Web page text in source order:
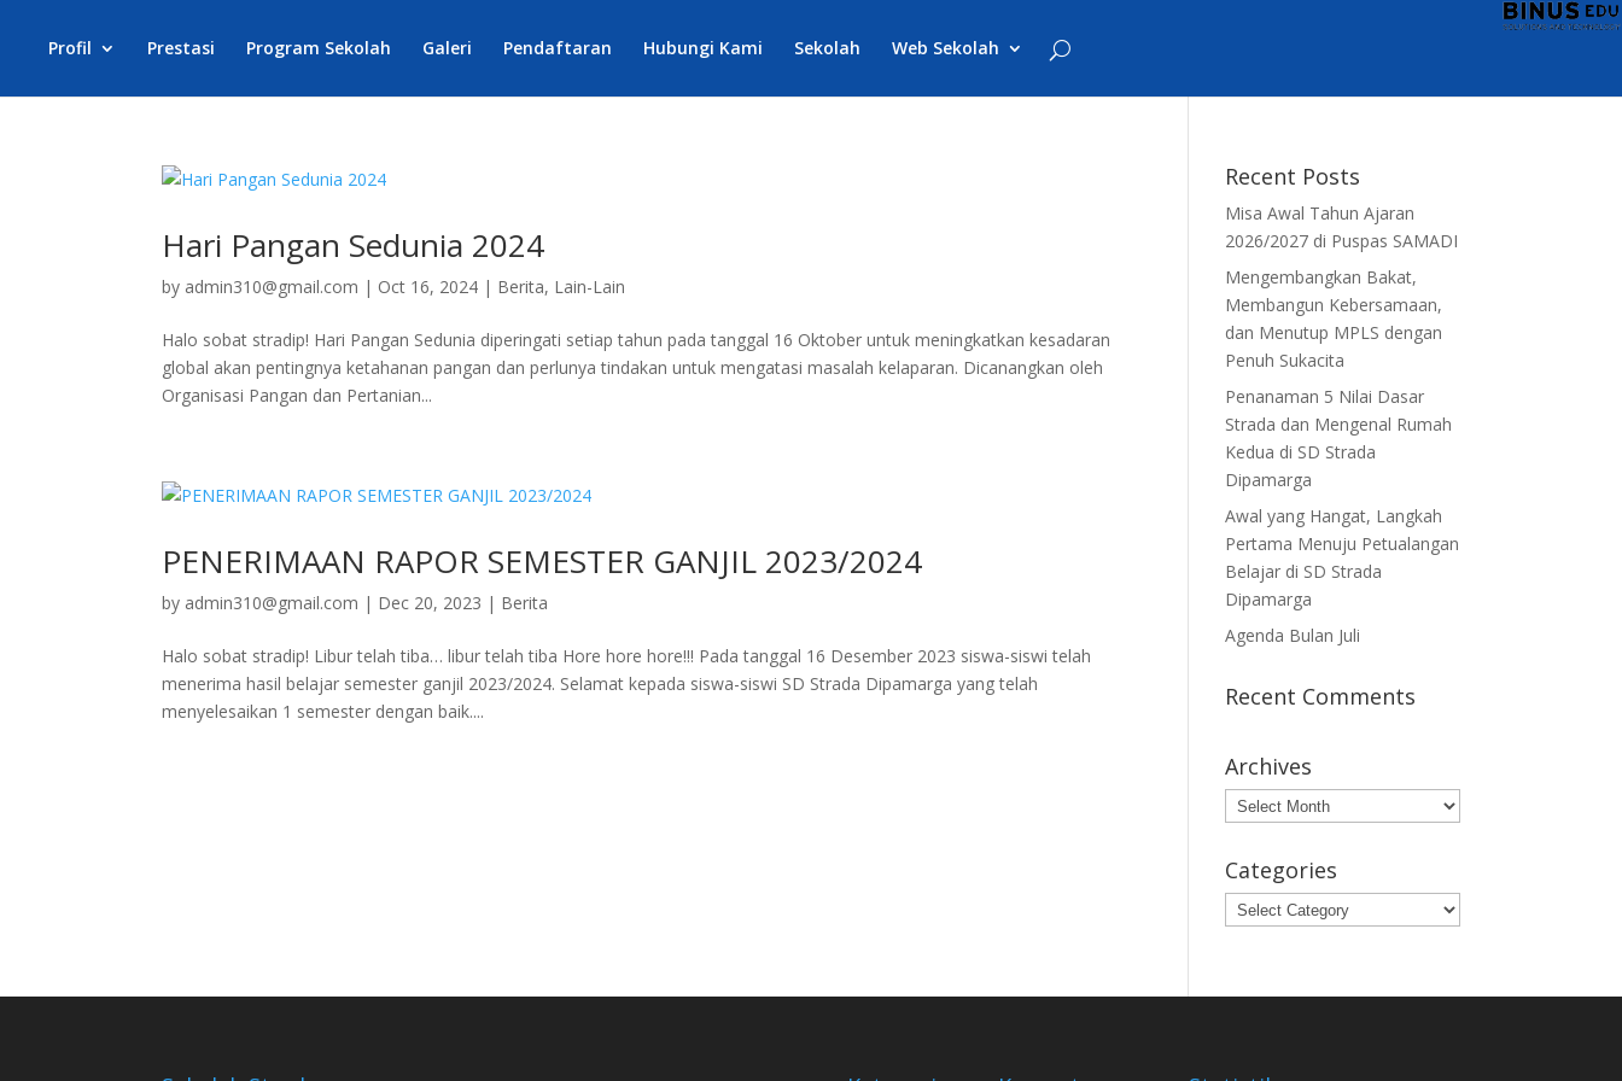
Profil Prestasi Program Sekolah Galeri Pendaftaran Hubungi Kami Sekolah Web Sekolah
Hari Pangan Sedunia 2024
by admin310@gmail.com | Oct 16, 2024 | Berita, Lain-Lain
Halo sobat stradip! Hari Pangan Sedunia diperingati setiap tahun pada tanggal 16 Oktober untuk meningkatkan kesadaran
global akan pentingnya ketahanan pangan dan perlunya tindakan untuk mengatasi masalah kelaparan. Dicanangkan oleh
Organisasi Pangan dan Pertanian...
PENERIMAAN RAPOR SEMESTER GANJIL 2023/2024
by admin310@gmail.com | Dec 20, 2023 | Berita
Halo sobat stradip! Libur telah tiba… libur telah tiba Hore hore hore!!! Pada tanggal 16 Desember 2023 siswa-siswi telah
menerima hasil belajar semester ganjil 2023/2024. Selamat kepada siswa-siswi SD Strada Dipamarga yang telah
menyelesaikan 1 semester dengan baik....
Recent Posts
Misa Awal Tahun Ajaran
2026/2027 di Puspas SAMADI
Mengembangkan Bakat,
Membangun Kebersamaan,
dan Menutup MPLS dengan
Penuh Sukacita
Penanaman 5 Nilai Dasar
Strada dan Mengenal Rumah
Kedua di SD Strada
Dipamarga
Awal yang Hangat, Langkah
Pertama Menuju Petualangan
Belajar di SD Strada
Dipamarga
Agenda Bulan Juli
Recent Comments
Archives
Archives
Categories
Categories